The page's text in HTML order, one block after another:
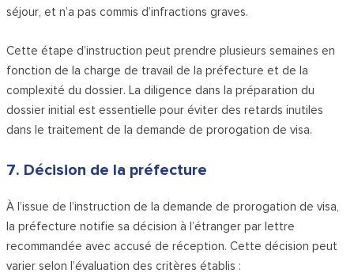
séjour, et n’a pas commis d’infractions graves.
Cette étape d’instruction peut prendre plusieurs semaines en
fonction de la charge de travail de la préfecture et de la
complexité du dossier. La diligence dans la préparation du
dossier initial est essentielle pour éviter des retards inutiles
dans le traitement de la demande de prorogation de visa.
7. Décision de la préfecture
À l’issue de l’instruction de la demande de prorogation de visa,
la préfecture notifie sa décision à l’étranger par lettre
recommandée avec accusé de réception. Cette décision peut
varier selon l’évaluation des critères établis :